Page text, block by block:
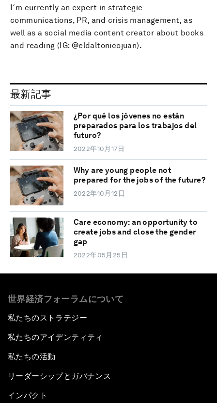
I´m currently an expert in strategic
communications, PR, and crisis management, as
well as a social media content creator about books
and reading (IG: @eldaltonicojuan).
最新記事
¿Por qué los jóvenes no están
preparados para los trabajos del
futuro?
2022年10月17日
Why are young people not
prepared for the jobs of the future?
2022年10月12日
Care economy: an opportunity to
create jobs and close the gender
gap
2022年05月25日
世界経済フォーラムについて
私たちのストラテジー
私たちのアイデンティティ
私たちの活動
リーダーシップとガバナンス
インパクト